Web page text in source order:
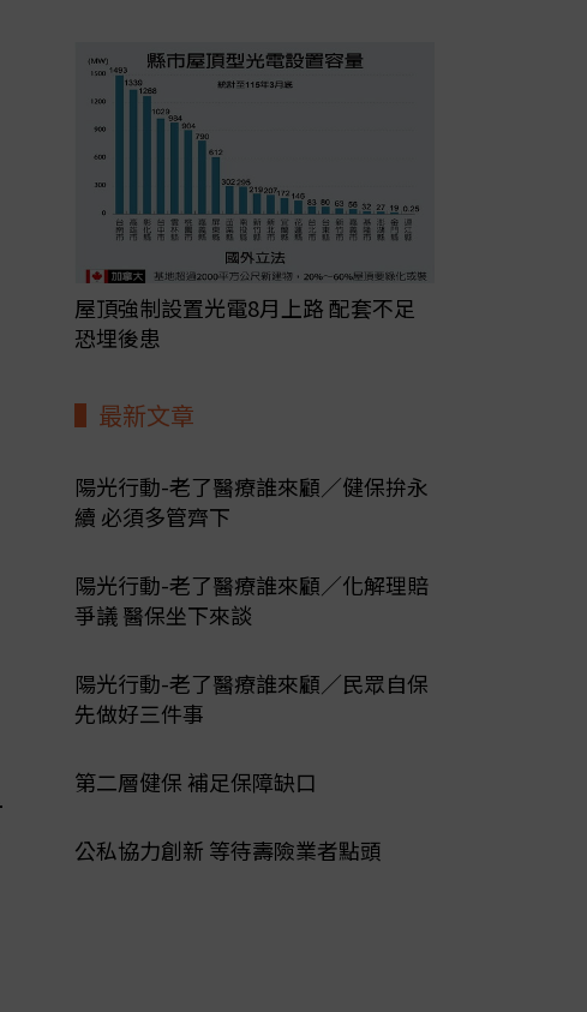
屋頂強制設置光電8月上路 配套不足
恐埋後患
最新文章
陽光行動-老了醫療誰來顧／健保拚永
續 必須多管齊下
陽光行動-老了醫療誰來顧／化解理賠
爭議 醫保坐下來談
陽光行動-老了醫療誰來顧／民眾自保
先做好三件事
第二層健保 補足保障缺口
公私協力創新 等待壽險業者點頭